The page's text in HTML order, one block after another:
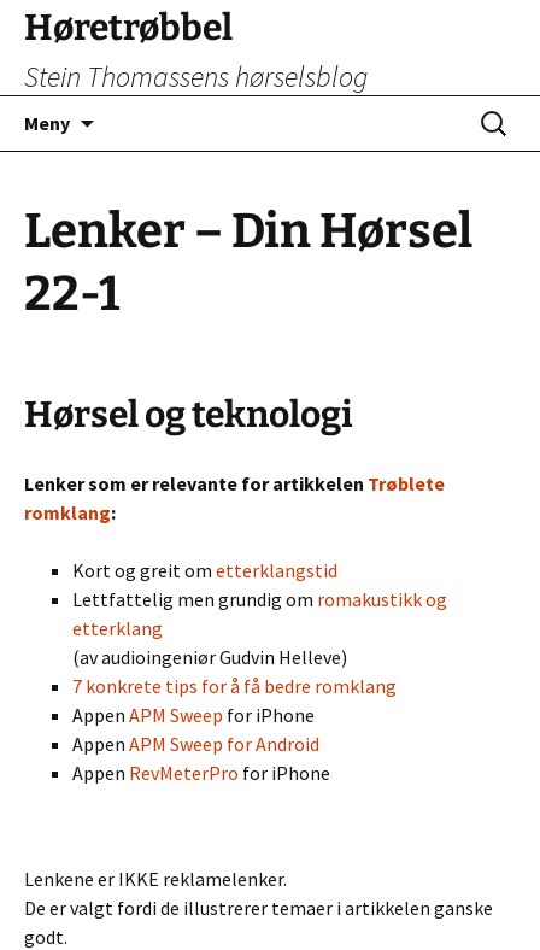
Hopp
innhold
Høretrøbbel
Stein Thomassens hørselsblog
Meny
Søk
etter:
Lenker – Din Hørsel
22-1
Hørsel og teknologi
Lenker som er relevante for artikkelen Trøblete
romklang:
Kort og greit om etterklangstid
Lettfattelig men grundig om romakustikk og
etterklang
(av audioingeniør Gudvin Helleve)
7 konkrete tips for å få bedre romklang
Appen APM Sweep for iPhone
Appen APM Sweep for Android
Appen RevMeterPro for iPhone
Lenkene er IKKE reklamelenker.
De er valgt fordi de illustrerer temaer i artikkelen ganske
godt.